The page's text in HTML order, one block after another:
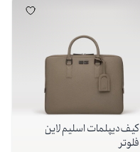
کیف دیپلمات اسلیم لاین
فلوتر